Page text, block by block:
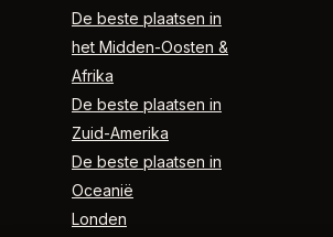
De beste plaatsen in
het Midden-Oosten &
Afrika
De beste plaatsen in
Zuid-Amerika
De beste plaatsen in
Oceanië
Londen